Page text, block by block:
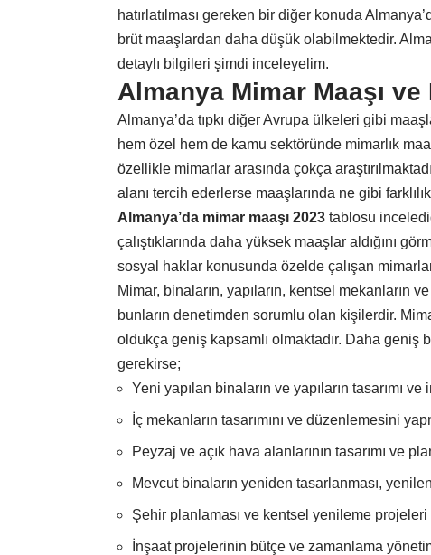
hatırlatılması gereken bir diğer konuda
brüt maaşlardan daha düşük olabilmektedir.
detaylı bilgileri şimdi inceleyelim.
Almanya Mimar Maaşı
Almanya’da tıpkı diğer Avrupa ülkeleri gibi
hem özel hem de kamu sektöründe mimarlık
özellikle mimarlar arasında çokça
alanı tercih ederlerse maaşlarında ne gibi
Almanya’da mimar maaşı 2023 tablosu
çalıştıklarında daha yüksek maaşlar aldığını
sosyal haklar konusunda özelde çalışan
Mimar, binaların, yapıların, kentsel mekanların
bunların denetimden sorumlu olan kişilerdir.
oldukça geniş kapsamlı olmaktadır. Daha geniş
gerekirse;
Yeni yapılan binaların ve yapıların tasarımı ve
İç mekanların tasarımını ve düzenlemesini
Peyzaj ve açık hava alanlarının tasarımı ve
Mevcut binaların yeniden tasarlanması,
Şehir planlaması ve kentsel yenileme projeleri
İnşaat projelerinin bütçe ve zamanlama